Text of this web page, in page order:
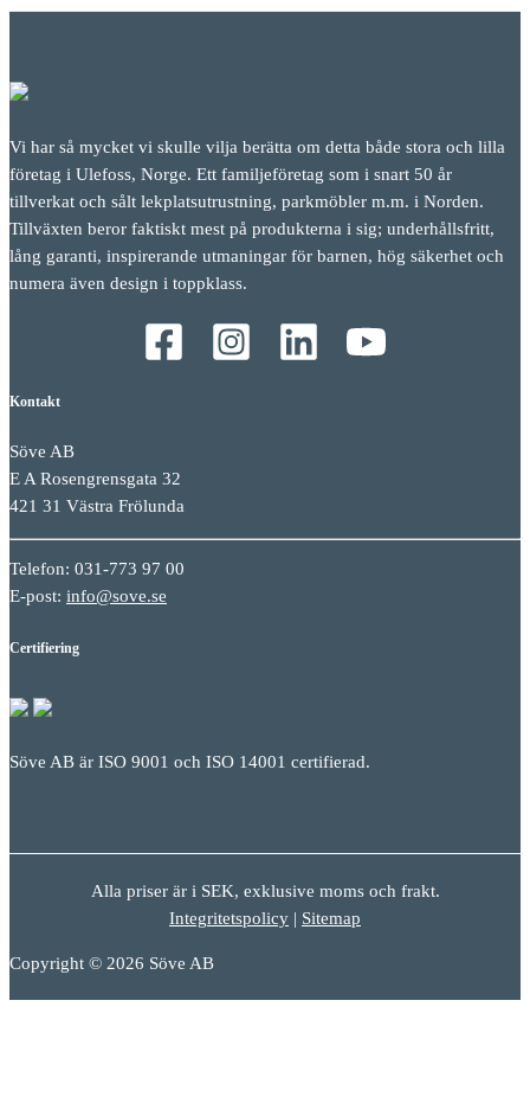
Vi har så mycket vi skulle vilja berätta om detta både stora och lilla
företag i Ulefoss, Norge. Ett familjeföretag som i snart 50 år
tillverkat och sålt lekplatsutrustning, parkmöbler m.m. i Norden.
Tillväxten beror faktiskt mest på produkterna i sig; underhållsfritt,
lång garanti, inspirerande utmaningar för barnen, hög säkerhet och
numera även design i toppklass.
Kontakt
Söve AB
E A Rosengrensgata 32
421 31 Västra Frölunda
Telefon: 031-773 97 00
E-post: info@sove.se
Certifiering
Söve AB är ISO 9001 och ISO 14001 certifierad.
Alla priser är i SEK, exklusive moms och frakt.
Integritetspolicy | Sitemap
Copyright © 2026 Söve AB